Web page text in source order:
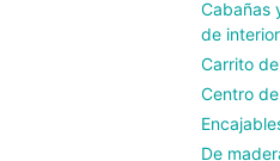
Cabañas
de interior
Carrito
Centro
De